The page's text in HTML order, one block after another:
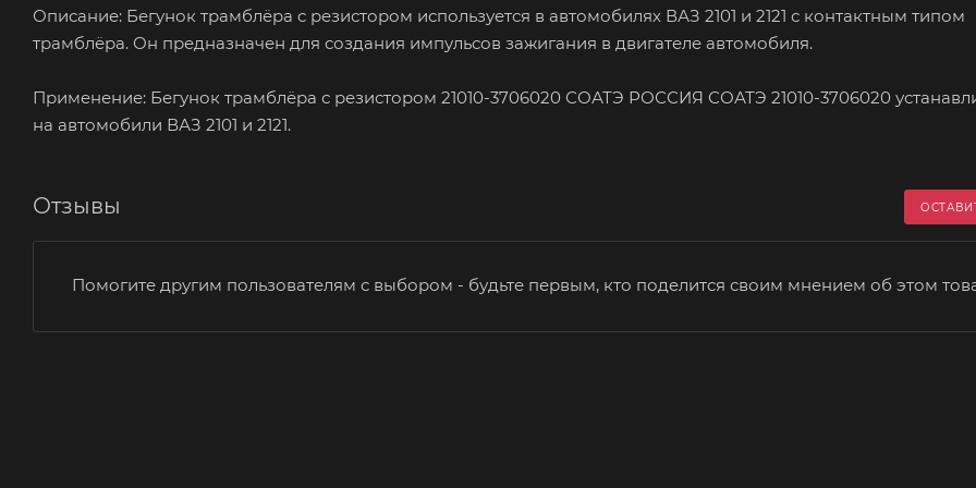
Описание: Бегунок трамблёра с резистором используется в автомобилях ВАЗ 2101 и 2121 с контактным типом
трамблёра. Он предназначен для создания импульсов зажигания в двигателе автомобиля.
Применение: Бегунок трамблёра с резистором 21010-3706020 СОАТЭ РОССИЯ СОАТЭ 21010-3706020
на автомобили ВАЗ 2101 и 2121.
Отзывы
Помогите другим пользователям с выбором - будьте первым, кто поделится своим мнением об этом